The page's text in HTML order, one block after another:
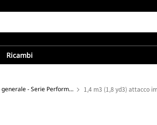
Ricambi
Benne per uso generale - Serie Performance 1,4 m3 (1,8 yd3) attacco